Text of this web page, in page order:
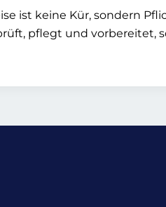
ist keine Kür, sondern
pflegt und vorbereitet,